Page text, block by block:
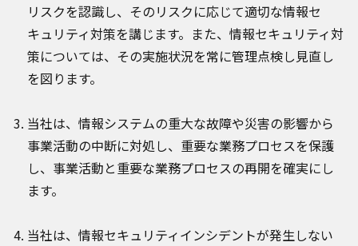
リスクを認識し、そのリスクに応じて適切な情報セ
キュリティ対策を講じます。また、情報セキュリティ対
策については、その実施状況を常に管理点検し見直し
を図ります。
当社は、情報システムの重大な故障や災害の影響から
事業活動の中断に対処し、重要な業務プロセスを保護
し、事業活動と重要な業務プロセスの再開を確実にし
ます。
当社は、情報セキュリティインシデントが発生しない